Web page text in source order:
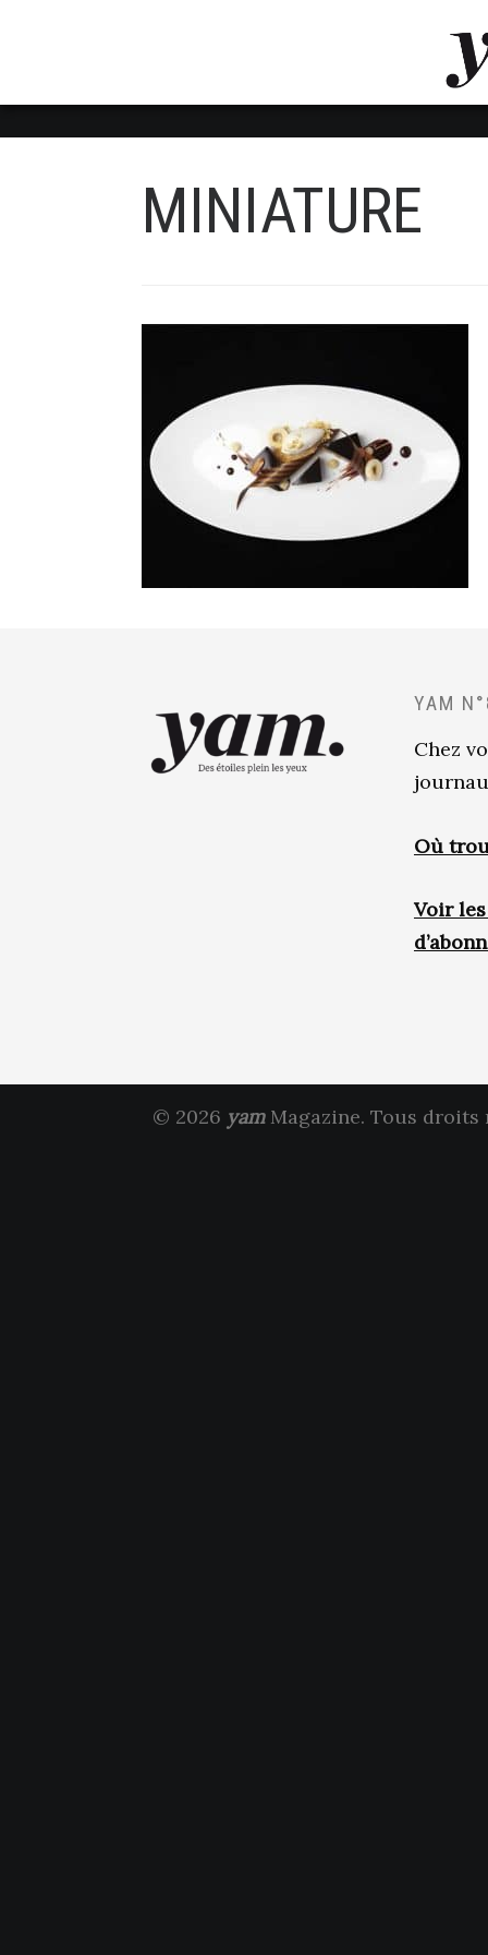
MINIATURE
YAM
Chez
Où
Voir
© 2026 yamMagazine. Tous droits